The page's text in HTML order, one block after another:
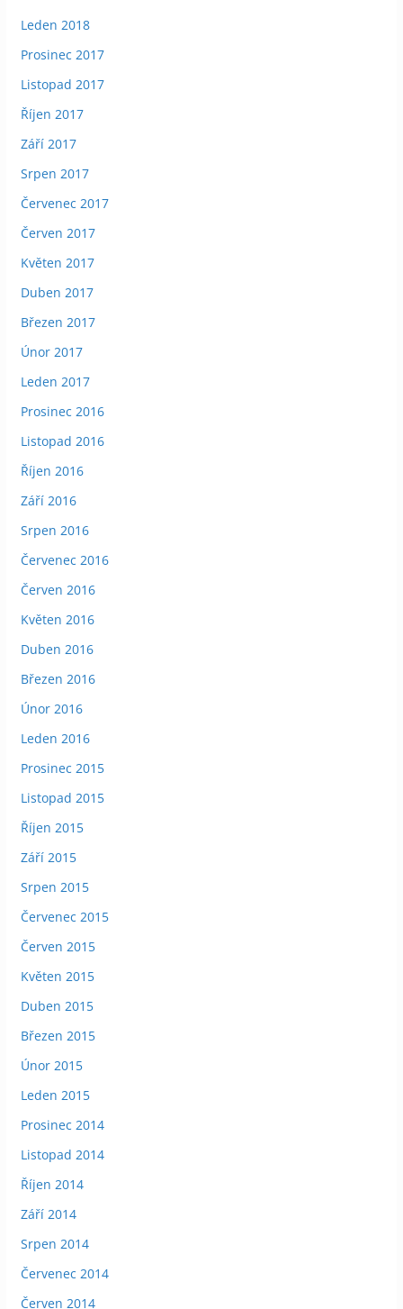
Leden 2018
Prosinec 2017
Listopad 2017
Říjen 2017
Září 2017
Srpen 2017
Červenec 2017
Červen 2017
Květen 2017
Duben 2017
Březen 2017
Únor 2017
Leden 2017
Prosinec 2016
Listopad 2016
Říjen 2016
Září 2016
Srpen 2016
Červenec 2016
Červen 2016
Květen 2016
Duben 2016
Březen 2016
Únor 2016
Leden 2016
Prosinec 2015
Listopad 2015
Říjen 2015
Září 2015
Srpen 2015
Červenec 2015
Červen 2015
Květen 2015
Duben 2015
Březen 2015
Únor 2015
Leden 2015
Prosinec 2014
Listopad 2014
Říjen 2014
Září 2014
Srpen 2014
Červenec 2014
Červen 2014